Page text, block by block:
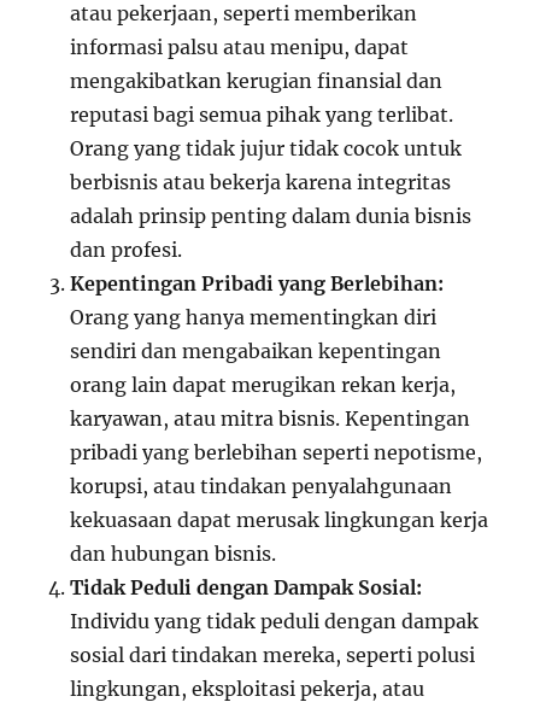
atau pekerjaan, seperti memberikan
informasi palsu atau menipu, dapat
mengakibatkan kerugian finansial dan
reputasi bagi semua pihak yang terlibat.
Orang yang tidak jujur tidak cocok untuk
berbisnis atau bekerja karena integritas
adalah prinsip penting dalam dunia bisnis
dan profesi.
Kepentingan Pribadi yang Berlebihan:
Orang yang hanya mementingkan diri
sendiri dan mengabaikan kepentingan
orang lain dapat merugikan rekan kerja,
karyawan, atau mitra bisnis. Kepentingan
pribadi yang berlebihan seperti nepotisme,
korupsi, atau tindakan penyalahgunaan
kekuasaan dapat merusak lingkungan kerja
dan hubungan bisnis.
Tidak Peduli dengan Dampak Sosial:
Individu yang tidak peduli dengan dampak
sosial dari tindakan mereka, seperti polusi
lingkungan, eksploitasi pekerja, atau